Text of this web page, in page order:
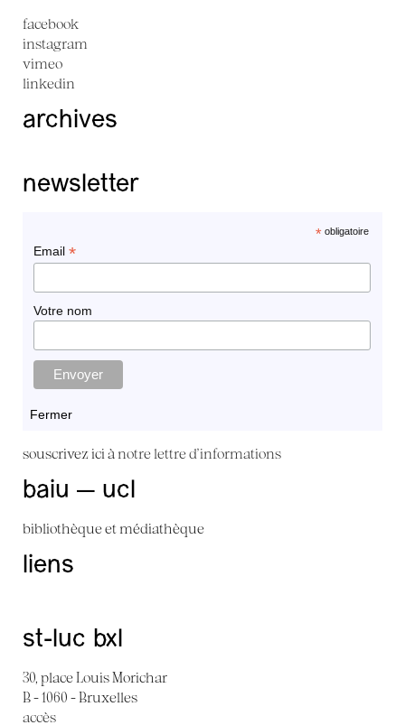
facebook
instagram
vimeo
linkedin
archives
newsletter
*obligatoire
Email *
Votre nom
Fermer
souscrivez ici à notre lettre d'informations
baiu — ucl
bibliothèque et médiathèque
liens
st-luc bxl
30, place Louis Morichar
B - 1060 - Bruxelles
accès